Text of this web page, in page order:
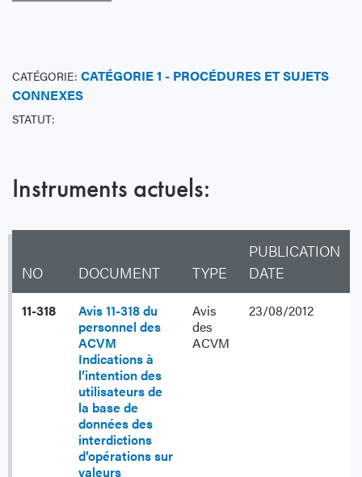
CATÉGORIE: CATÉGORIE 1 - PROCÉDURES ET SUJETS
CONNEXES
STATUT:
Instruments actuels:
NO DOCUMENT TYPE
PUBLICATION
DATE
11-318
Avis 11-318 du
personnel des
ACVM
Indications à
l’intention des
utilisateurs de
la base de
données des
interdictions
d’opérations sur
valeurs
Avis
des
ACVM
23/08/2012